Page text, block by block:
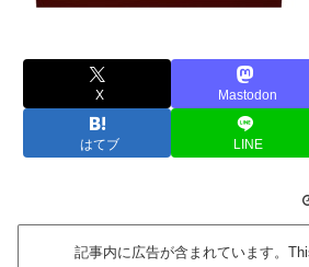
X Mastodon
はてブ LINE
記事内に広告が含まれています。